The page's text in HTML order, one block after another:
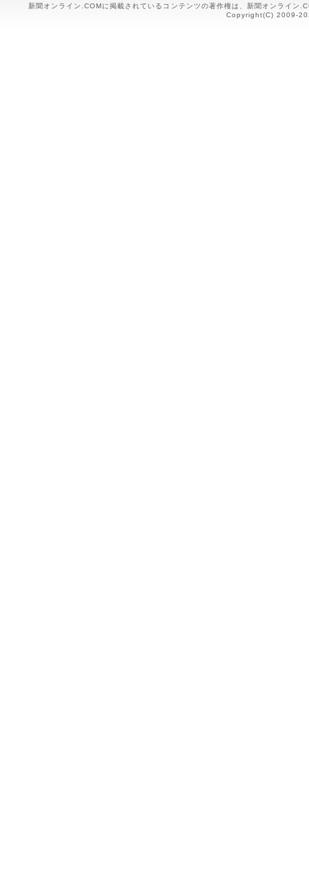
新聞オンライン.COMに掲載されているコンテンツの著作権は、新聞オンライン
Copyright(C) 2009-